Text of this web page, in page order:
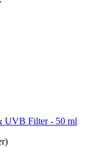
UVB Filter - 50 ml